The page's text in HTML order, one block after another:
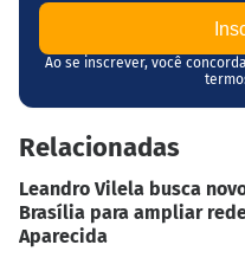
Ao se inscrever, você
Relacionadas
Leandro Vilela busca
Brasília para ampliar
Aparecida